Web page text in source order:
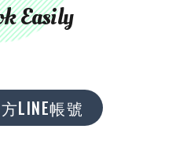
Easily
LINE帳號